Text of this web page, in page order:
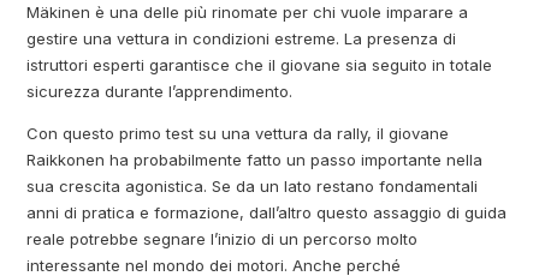
Mäkinen è una delle più rinomate per chi vuole imparare a
gestire una vettura in condizioni estreme. La presenza di
istruttori esperti garantisce che il giovane sia seguito in totale
sicurezza durante l’apprendimento.
Con questo primo test su una vettura da rally, il giovane
Raikkonen ha probabilmente fatto un passo importante nella
sua crescita agonistica. Se da un lato restano fondamentali
anni di pratica e formazione, dall’altro questo assaggio di guida
reale potrebbe segnare l’inizio di un percorso molto
interessante nel mondo dei motori. Anche perché